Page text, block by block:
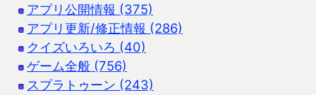
アプリ公開情報 (375)
アプリ更新/修正情報 (286)
クイズいろいろ (40)
ゲーム全般 (756)
スプラトゥーン (243)